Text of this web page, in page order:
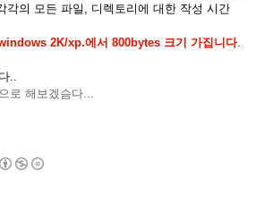
의 모든 파일, 디렉토리에 대한 작성 시간
2K/xp.에서 800bytes 크기 가집니다.
로 해보겠슴다...